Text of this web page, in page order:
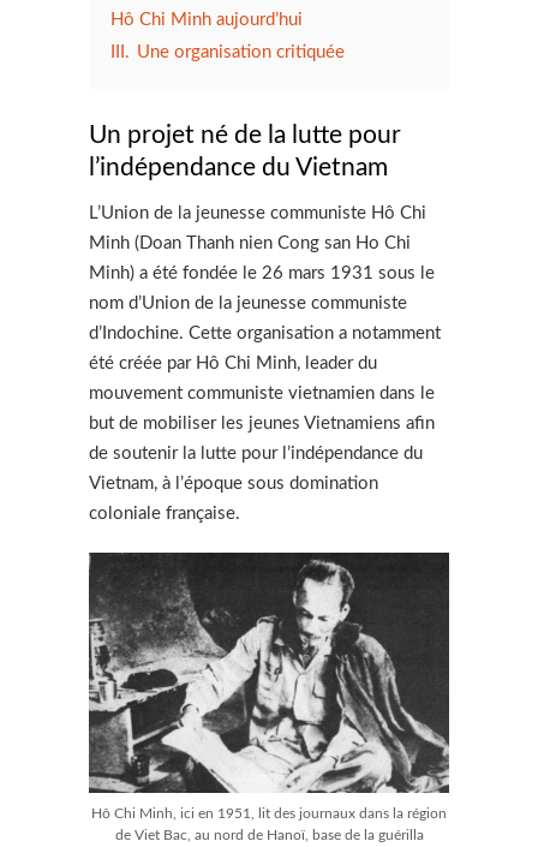
Hô Chi Minh aujourd’hui
III. Une organisation critiquée
Un projet né de la lutte pour
l’indépendance du Vietnam
L’Union de la jeunesse communiste Hô Chi
Minh (Doan Thanh nien Cong san Ho Chi
Minh) a été fondée le 26 mars 1931 sous le
nom d’Union de la jeunesse communiste
d’Indochine. Cette organisation a notamment
été créée par Hô Chi Minh, leader du
mouvement communiste vietnamien dans le
but de mobiliser les jeunes Vietnamiens afin
de soutenir la lutte pour l’indépendance du
Vietnam, à l’époque sous domination
coloniale française.
Hô Chi Minh, ici en 1951, lit des journaux dans la région
de Viet Bac, au nord de Hanoï, base de la guérilla